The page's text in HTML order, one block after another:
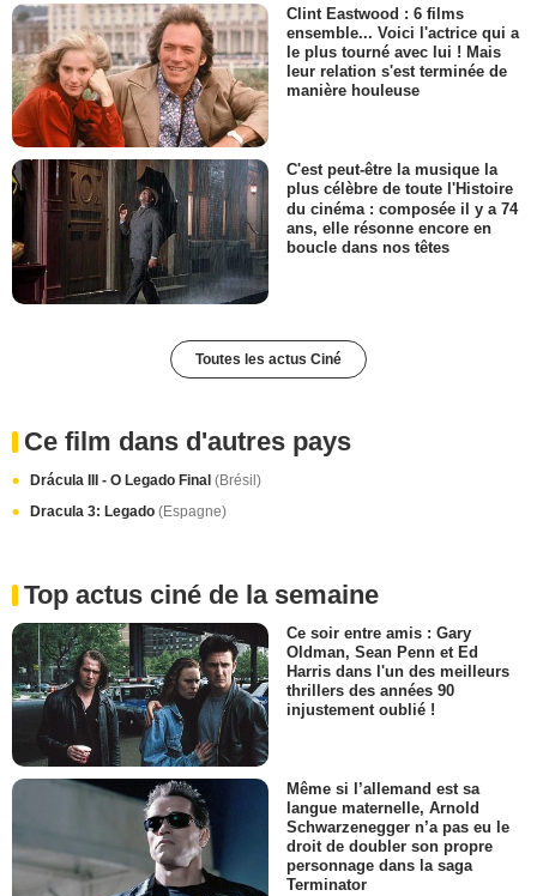
Clint Eastwood : 6 films
ensemble... Voici l'actrice qui a
le plus tourné avec lui ! Mais
leur relation s'est terminée de
manière houleuse
C'est peut-être la musique la
plus célèbre de toute l'Histoire
du cinéma : composée il y a 74
ans, elle résonne encore en
boucle dans nos têtes
Toutes les actus Ciné
Ce film dans d'autres pays
Drácula III - O Legado Final (Brésil)
Dracula 3: Legado (Espagne)
Top actus ciné de la semaine
Ce soir entre amis : Gary
Oldman, Sean Penn et Ed
Harris dans l'un des meilleurs
thrillers des années 90
injustement oublié !
Même si l’allemand est sa
langue maternelle, Arnold
Schwarzenegger n’a pas eu le
droit de doubler son propre
personnage dans la saga
Terminator